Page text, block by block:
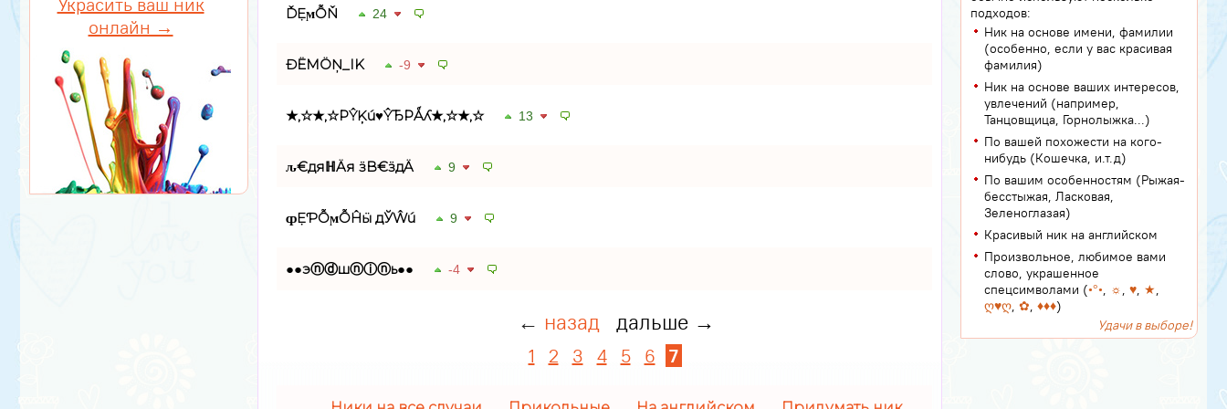
ĎẸϻỖŇ 24
ĐËMÖŅ_IK -9
★,☆★,☆РŶĶú♥ŶЂРǺʎ★,☆★,☆ 13
ԉ€дяℍÄя ӟB€ӟдÄ 9
ȹẸƤỖϻỖĤӹ дЎŴú 9
●●эⓝⓓшⓝⓘⓝь●● -4
← назаддальше →
1 2 3 4 5 6 7
онлайн →
подходов:
Ник на основе имени, фамилии
(особенно, если у вас красивая
фамилия)
Ник на основе ваших интересов,
увлечений (например,
Танцовщица, Горнолыжка...)
По вашей похожести на кого-
нибудь (Кошечка, и.т.д)
По вашим особенностям (Рыжая-
бесстыжая, Ласковая,
Зеленоглазая)
Красивый ник на английском
Произвольное, любимое вами
слово, украшенное
спецсимволами (•°•, ☼, ♥, ★,
ღ♥ღ, ✿, ♦♦♦)
Удачи в выборе!